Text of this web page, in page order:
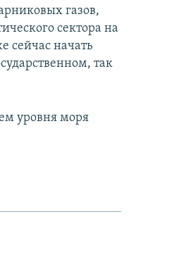
газов,
сектора на
сейчас начать
так
уровня моря